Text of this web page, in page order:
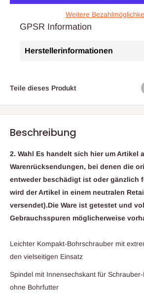
Weitere
GPSR Information
Herstellerinformationen
Teile dieses Produkt
Beschreibung
2. Wahl Es handelt sich hier um Artikel
Warenrücksendungen, bei denen die
entweder beschädigt ist oder gänzlich
wird der Artikel in einem neutralen
versendet).Die Ware ist getestet und
Gebrauchsspuren möglicherweise
Leichter Kompakt-Bohrschrauber mit
den vielseitigen Einsatz
Spindel mit Innensechskant für
ohne Bohrfutter